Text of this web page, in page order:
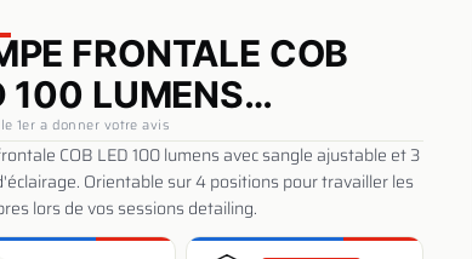
FRONTALE COB
100 LUMENS
- AUTOBEST
1er a donner votre avis
COB LED 100 lumens avec sangle ajustable et 3
Orientable sur 4 positions pour travailler les
lors de vos sessions detailing.